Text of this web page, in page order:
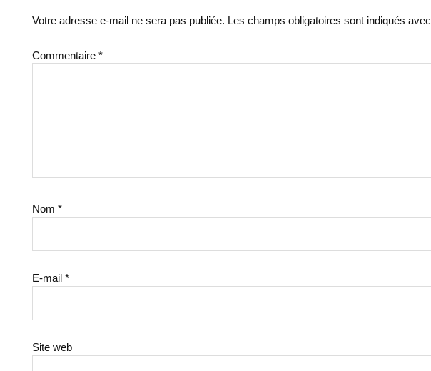
Votre adresse e-mail ne sera pas publiée. Les champs obligatoires sont indiqués avec
Commentaire *
Nom *
E-mail *
Site web